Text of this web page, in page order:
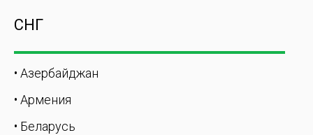
СНГ
• Азербайджан
• Армения
• Беларусь